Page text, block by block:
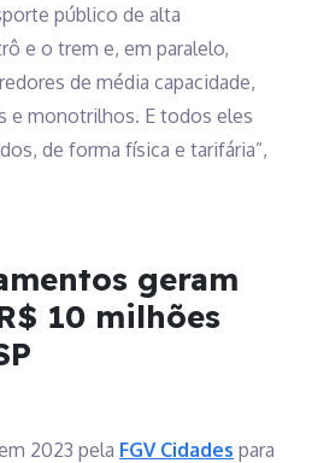
público de alta
e o trem e, em paralelo,
de média capacidade,
e monotrilhos. E todos eles
de forma física e tarifária”,
geram
10 milhões
2023 pela FGV Cidades para